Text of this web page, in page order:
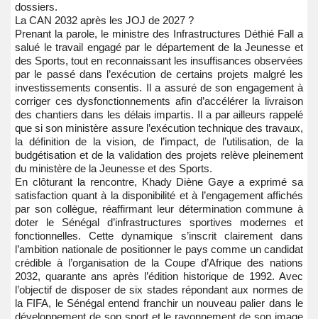
dossiers.
La CAN 2032 après les JOJ de 2027 ?
Prenant la parole, le ministre des Infrastructures Déthié Fall a
salué le travail engagé par le département de la Jeunesse et
des Sports, tout en reconnaissant les insuffisances observées
par le passé dans l’exécution de certains projets malgré les
investissements consentis. Il a assuré de son engagement à
corriger ces dysfonctionnements afin d’accélérer la livraison
des chantiers dans les délais impartis. Il a par ailleurs rappelé
que si son ministère assure l’exécution technique des travaux,
la définition de la vision, de l’impact, de l’utilisation, de la
budgétisation et de la validation des projets relève pleinement
du ministère de la Jeunesse et des Sports.
En clôturant la rencontre, Khady Diène Gaye a exprimé sa
satisfaction quant à la disponibilité et à l’engagement affichés
par son collègue, réaffirmant leur détermination commune à
doter le Sénégal d’infrastructures sportives modernes et
fonctionnelles. Cette dynamique s’inscrit clairement dans
l’ambition nationale de positionner le pays comme un candidat
crédible à l’organisation de la Coupe d’Afrique des nations
2032, quarante ans après l’édition historique de 1992. Avec
l’objectif de disposer de six stades répondant aux normes de
la FIFA, le Sénégal entend franchir un nouveau palier dans le
développement de son sport et le rayonnement de son image